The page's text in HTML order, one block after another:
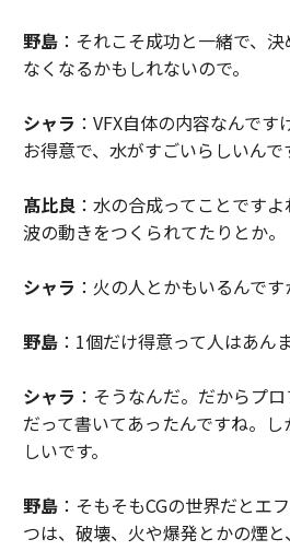
野島：それこそ成功と一緒で、
なくなるかもしれないので。
シャラ ：VFX自体の内容なんで
お得意で、水がすごいらしいんで
髙比良：水の合成ってことです
波の動きをつくられてたりとか。
シャラ ：火の人とかもいるんです
野島：1個だけ得意って人はあん
シャラ ：そうなんだ。だからプ
だって書いてあったんですね。
しいです。
野島：そもそもCGの世界だとエ
つは、破壊、火や爆発とかの煙